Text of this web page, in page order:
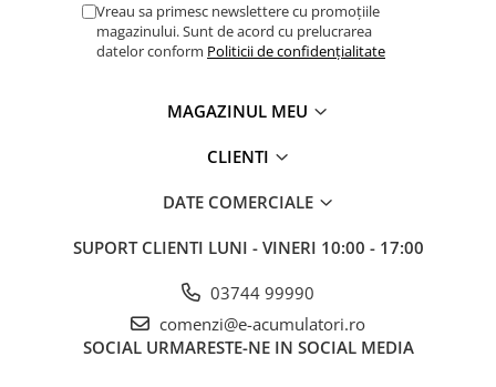
Intrerupatoare si prize
Dulapuri pentru cablare
Lumina (Becuri si Lanterne)
cabluri USB, prelungitoare USB
Cablu de date si Adaptoare
Vreau sa primesc newslettere cu promoțiile
magazinului. Sunt de acord cu prelucrarea
datelor conform Politicii de confidențialitate
MAGAZINUL MEU
CLIENTI
DATE COMERCIALE
SUPORT CLIENTI LUNI - VINERI 10:00 - 17:00
03744 99990
comenzi@e-acumulatori.ro
SOCIAL URMARESTE-NE IN SOCIAL MEDIA